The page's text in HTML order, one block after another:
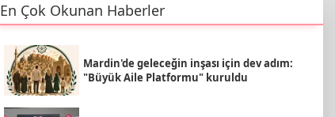
En Çok Okunan Haberler
Mardin'de geleceğin inşası için dev adım:
"Büyük Aile Platformu" kuruldu